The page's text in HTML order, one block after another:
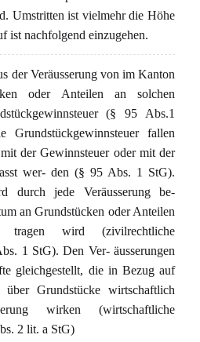
Umstritten ist vielmehr die Höhe
ist nachfolgend einzugehen.
der Veräusserung von im Kanton
oder Anteilen an solchen
(§ 95 Abs.1
fallen
der Gewinnsteuer oder mit der
wer- den (§ 95 Abs. 1 StG).
durch jede Veräusserung be-
an Grundstücken oder Anteilen
wird (zivilrechtliche
1 StG). Den Ver- äusserungen
gleichgestellt, die in Bezug auf
über Grundstücke wirtschaftlich
wirken (wirtschaftliche
2 lit. a StG)